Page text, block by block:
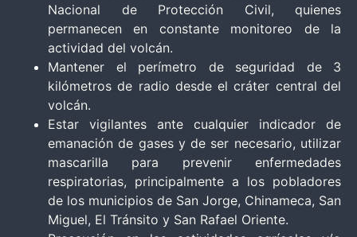
Nacional de Protección Civil, quienes
permanecen en constante monitoreo de la
actividad del volcán.
Mantener el perímetro de seguridad de 3
kilómetros de radio desde el cráter central del
volcán.
Estar vigilantes ante cualquier indicador de
emanación de gases y de ser necesario, utilizar
mascarilla para prevenir enfermedades
respiratorias, principalmente a los pobladores
de los municipios de San Jorge, Chinameca, San
Miguel, El Tránsito y San Rafael Oriente.